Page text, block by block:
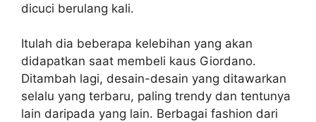
dicuci berulang kali.
Itulah dia beberapa kelebihan yang akan
didapatkan saat membeli kaus Giordano.
Ditambah lagi, desain-desain yang ditawarkan
selalu yang terbaru, paling trendy dan tentunya
lain daripada yang lain. Berbagai fashion dari